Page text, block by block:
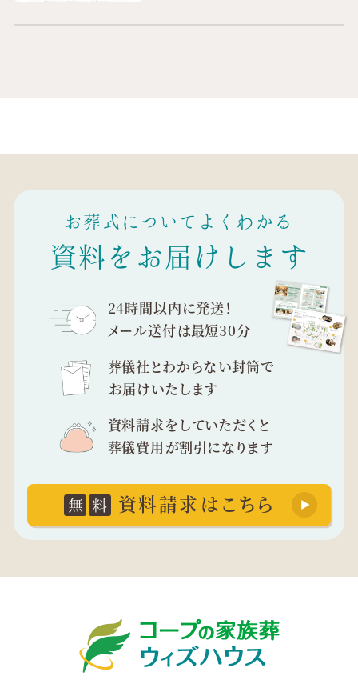
お葬式についてよくわかる
資料をお届けします
24時間以内に発送！
メール送付は最短30分
葬儀社とわからない封筒で
お届けいたします
資料請求をしていただくと
葬儀費用が割引になります
無 料 資料請求はこちら